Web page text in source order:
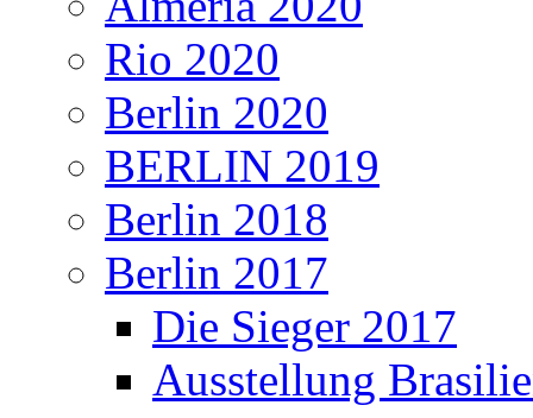
Rio 2020
Berlin 2020
BERLIN 2019
Berlin 2018
Berlin 2017
Die Sieger 2017
Ausstellung